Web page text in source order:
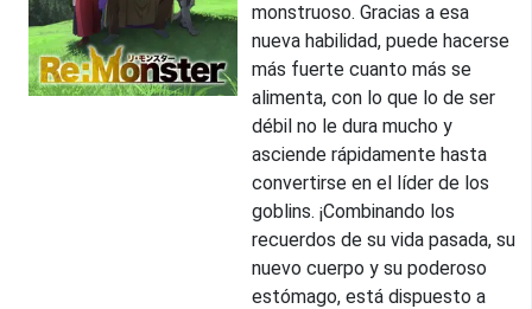
monstruoso. Gracias a esa
nueva habilidad, puede hacerse
más fuerte cuanto más se
alimenta, con lo que lo de ser
débil no le dura mucho y
asciende rápidamente hasta
convertirse en el líder de los
goblins. ¡Combinando los
recuerdos de su vida pasada, su
nuevo cuerpo y su poderoso
estómago, está dispuesto a